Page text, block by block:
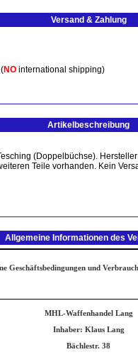
Versand & Zahlung
NO international shipping)
Artikelbeschreibung
(Doppelbüchse).
Teile vorhanden. Kein
Allgemeine Informationen des